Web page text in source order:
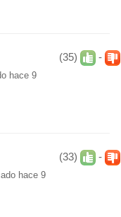
(35) -
hace 9
(33) -
hace 9